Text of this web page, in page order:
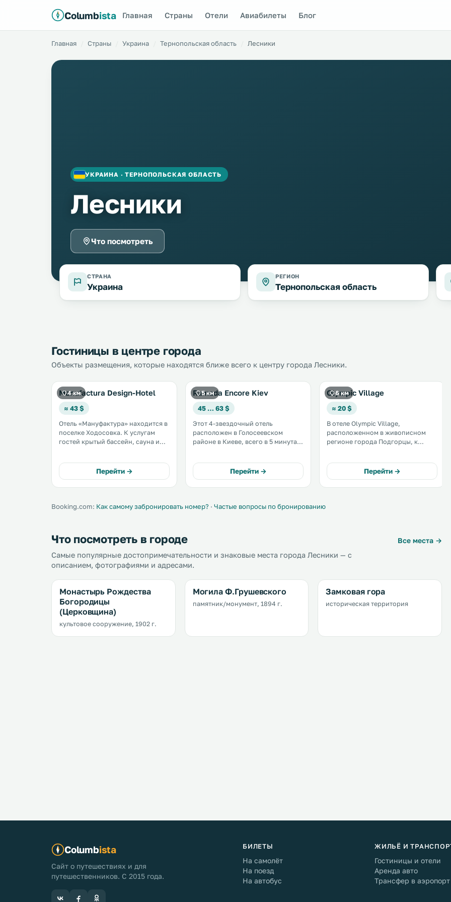
Columbista Главная Страны Отели Авиабилеты Блог
Главная Страны Украина Тернопольская область Лесники
УКРАИНА · ТЕРНОПОЛЬСКАЯ ОБЛАСТЬ
Лесники
Что посмотреть
СТРАНА
Украина
РЕГИОН
Тернопольская область
Гостиницы в центре города
Объекты размещения, которые находятся ближе всего к центру города Лесники.
4 км
Manufactura Design-Hotel
≈ 43 $
Отель «Мануфактура» находится в
поселке Ходосовка. К услугам
гостей крытый бассейн, сауна и
К услугам гостей торговый центр
и детская игровая площадка на
территории отеля. .
Перейти →
5 км
Ramada Encore Kiev
45 … 63 $
Этот 4-звездочный отель
расположен в Голосеевском
районе в Киеве, всего в 5 минутах
бесплатный WiFi и фитнес-центр. .
Перейти →
6 км
Olympic Village
≈ 20 $
В отеле Olympic Village,
расположенном в живописном
регионе города Подгорцы, к
бесплатный WiFi и бесплатная
парковка на территории. .
Перейти →
Booking.com: Как самому забронировать номер? · Частые вопросы по бронированию
Что посмотреть в городе
Все места →
Самые популярные достопримечательности и знаковые места города Лесники — с
описанием, фотографиями и адресами.
Монастырь Рождества
Богородицы
(Церковщина)
культовое сооружение, 1902 г.
Могила Ф.Грушевского
памятник/монумент, 1894 г.
Замковая гора
историческая территория
Columbista
Сайт о путешествиях и для
путешественников. С 2015 года.
БИЛЕТЫ
На самолёт
На поезд
На автобус
ЖИЛЬЁ И
Гостиницы и отели
Аренда авто
Трансфер в аэропорт